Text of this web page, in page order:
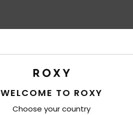
WELCOME TO ROXY
Choose your country